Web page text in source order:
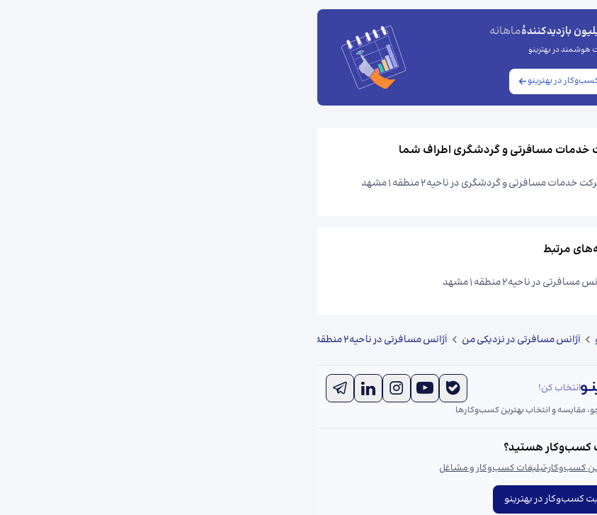
ماهانه
هوشمند در بهترینو
در بهترینو
مسافرتی و گردشگری اطراف شما
خدمات مسافرتی و گردشگری در ناحیه۲ منطقه ۱ مشهد
مرتبط
مسافرتی در ناحیه۲ منطقه ۱ مشهد
آژانس مسافرتی در نزدیکی من آژانس مسافرتی در ناحیه۲ منطقه ۱ مشهد
انتخاب کن!
مقایسه و انتخاب بهترین کسب‌وکارها
هستید؟
کسب‌وکارتبلیغات کسب‌وکار و مشاغل
کسب‌وکار در بهترینو